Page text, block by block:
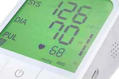
Zobraziť stránku